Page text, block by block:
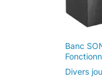
Banc
Divers